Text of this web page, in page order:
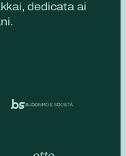
dedicata ai